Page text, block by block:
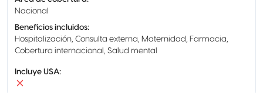
Nacional
Beneficios incluidos:
Hospitalización, Consulta externa, Maternidad, Farmacia,
Cobertura internacional, Salud mental
Incluye USA: